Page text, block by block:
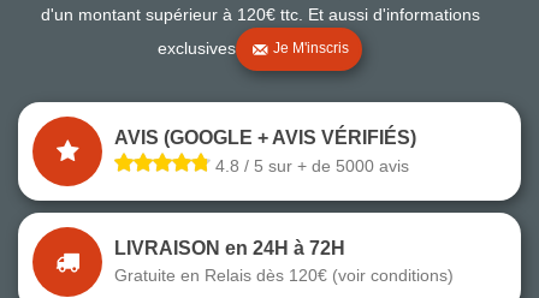
d'un montant supérieur à 120€ ttc. Et aussi d'informations
exclusives
Je M'inscris
AVIS (GOOGLE + AVIS VÉRIFIÉS)
4.8 / 5 sur + de 5000 avis
LIVRAISON en 24H à 72H
Gratuite en Relais dès 120€ (voir conditions)